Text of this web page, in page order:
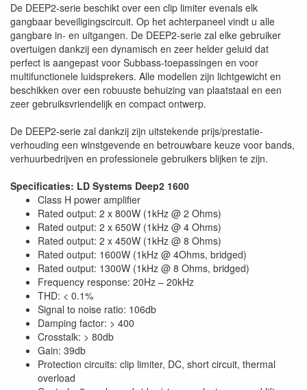
De DEEP2-serie beschikt over een clip limiter evenals elk
gangbaar beveiligingscircuit. Op het achterpaneel vindt u alle
gangbare in- en uitgangen. De DEEP2-serie zal elke gebruiker
overtuigen dankzij een dynamisch en zeer helder geluid dat
perfect is aangepast voor Subbass-toepassingen en voor
multifunctionele luidsprekers. Alle modellen zijn lichtgewicht en
beschikken over een robuuste behuizing van plaatstaal en een
zeer gebruiksvriendelijk en compact ontwerp.
De DEEP2-serie zal dankzij zijn uitstekende prijs/prestatie-
verhouding een winstgevende en betrouwbare keuze voor bands,
verhuurbedrijven en professionele gebruikers blijken te zijn.
Specificaties: LD Systems Deep2 1600
Class H power amplifier
Rated output: 2 x 800W (1kHz @ 2 Ohms)
Rated output: 2 x 650W (1kHz @ 4 Ohms)
Rated output: 2 x 450W (1kHz @ 8 Ohms)
Rated output: 1600W (1kHz @ 4Ohms, bridged)
Rated output: 1300W (1kHz @ 8 Ohms, bridged)
Frequency response: 20Hz – 20kHz
THD: < 0.1%
Signal to noise ratio: 106db
Damping factor: > 400
Crosstalk: > 80db
Gain: 39db
Protection circuits: clip limiter, DC, short circuit, thermal
overload